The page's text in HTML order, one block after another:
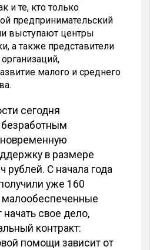
и те, кто только
предпринимательский
выступают центры
а также представители
малого и среднего
сегодня
безработным
в размере
рублей. С начала года
уже 160
малообеспеченные
свое дело,
контракт:
помощи зависит от